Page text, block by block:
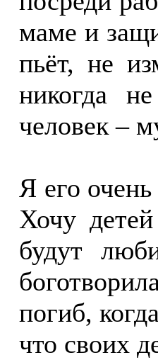
маме и
пьёт, не
никогда
человек –
Я его
Хочу
будут
погиб,
что своих